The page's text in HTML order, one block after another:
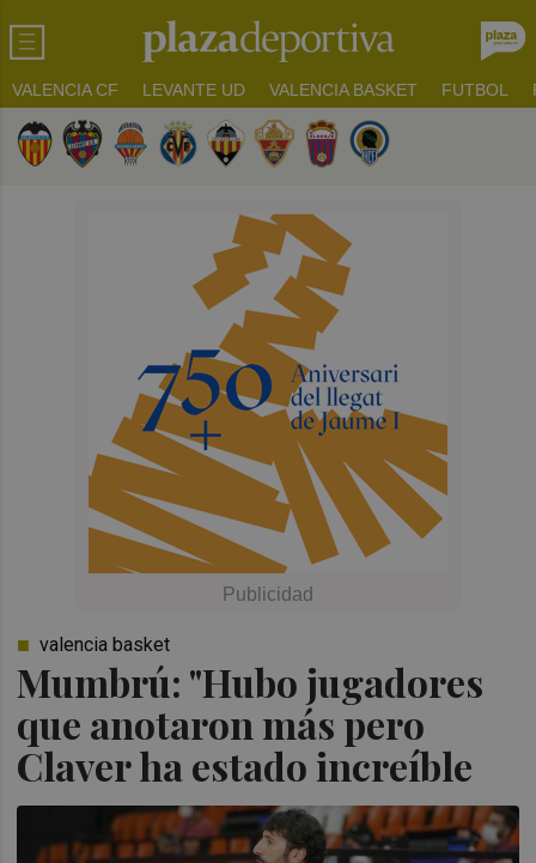
VALENCIA CF LEVANTE UD VALENCIA BASKET FUTBOL
Mumbrú: "Hubo jugadores
que anotaron más pero
Claver ha estado increíble
valencia basket